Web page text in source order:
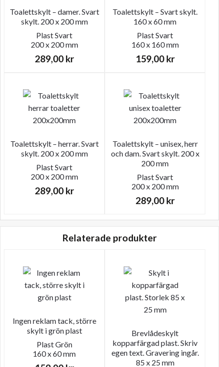
Toalettskylt – damer. Svart
skylt. 200 x 200 mm
PlastSvart
200 x 200 mm
289,00 kr
Toalettskylt – Svart skylt.
160 x 60 mm
PlastSvart
160 x 160 mm
159,00 kr
Toalettskylt – herrar. Svart
skylt. 200 x 200 mm
PlastSvart
200 x 200 mm
289,00 kr
Toalettskylt – unisex, herr
och dam. Svart skylt. 200 x
200 mm
PlastSvart
200 x 200 mm
289,00 kr
Relaterade produkter
Ingen reklam tack, större
skylt i grön plast
PlastGrön
160 x 60 mm
Brevlådeskylt
kopparfärgad plast. Skriv
egen text. Gravering ingår.
85 x 25 mm